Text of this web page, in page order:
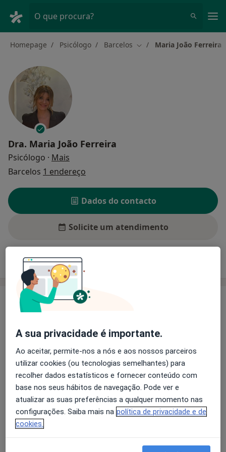
O que procura?
Homepage Psicólogo Barcelos Mudar de cidade
Maria João Ferreira
Dra. Maria João Ferreira
Psicólogo · Mais
Barcelos 1 endereço
Dados do contacto
Solicite um atendimento
Experiência Preços
Experiência
experiente, com uma vasta carreira em contextos
clínicos e organizacionais. Entre as suas principais
funções, destaca-se o papel de Diretora de Serviços e
Psicóloga no GUISENSES – Centro de Intervenção
Psicológica e Terapêutica de Barcelos, onde geriu
operações da empresa e realizou avaliações e
acompanhamentos psicológicos. Exerceu também o
cargo de Coordenadora Técnica e Psicóloga no
Projecto Sorrir e APAC, onde foi responsável pela
maisSobre mim
Principais doenças tratadas
Transtorno Da Falta De Atenção Com Hiperatividade
A sua privacidade é importante.
Ao aceitar, permite-nos a nós e aos nossos parceiros
utilizar cookies (ou tecnologias semelhantes) para
recolher dados estatísticos e fornecer conteúdo com
base nos seus hábitos de navegação. Pode ver e
atualizar as suas preferências a qualquer momento nas
configurações. Saiba mais na política de privacidade e de
cookies.